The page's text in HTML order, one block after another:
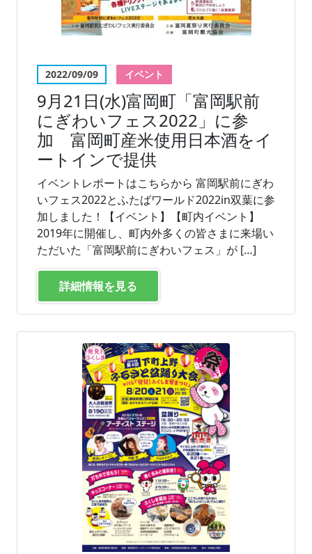
2022/09/09 イベント
9月21日(水)富岡町「富岡駅前
にぎわいフェス2022」に参
加 富岡町産米使用日本酒をイ
ートインで提供
イベントレポートはこちらから 富岡駅前にぎわ
いフェス2022とふたばワールド2022in双葉に参
加しました！【イベント】【町内イベント】
2019年に開催し、町内外多くの皆さまに来場い
ただいた「富岡駅前にぎわいフェス」が […]
詳細情報を見る